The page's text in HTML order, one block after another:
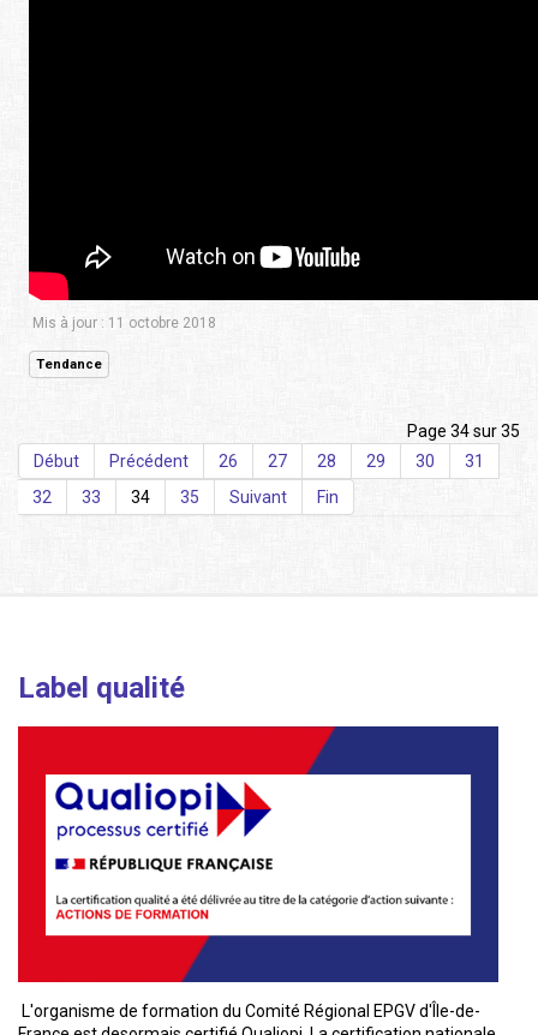
Mis à jour : 11 octobre 2018
Tendance
Page 34 sur 35
Début
Précédent 26 27 28 29 30
31
32
33 34 35 Suivant Fin
Label qualité
L'organisme de formation du Comité Régional EPGV d'Île-de-